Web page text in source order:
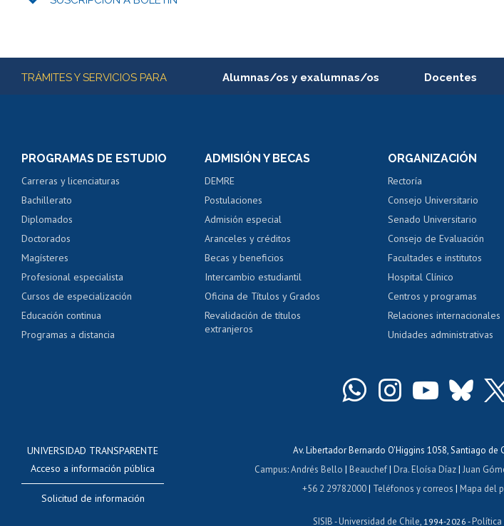
Más información
TRÁMITES Y SERVICIOS PARA Alumnas/os y exalumnas/os
Servicio médico y dental
Pago de arancel y crédito alumnos
Pago de arancel y crédito exalumnos
Certificado de títulos y grados
Docentes
Perfeccionamiento
Evaluación docente
Calificación
Postulación al
Mi Uchile Ayuda tecnológica Tarjeta TUI
PROGRAMAS DE ESTUDIO
Carreras y licenciaturas
Bachillerato
Diplomados
Doctorados
Magísteres
Profesional especialista
Cursos de especialización
Educación continua
Programas a distancia
ADMISIÓN Y BECAS
DEMRE
Postulaciones
Admisión especial
Aranceles y créditos
Becas y beneficios
Intercambio estudiantil
Oficina de Títulos y Grados
Revalidación de títulos
extranjeros
ORGANIZACIÓN
Rectoría
Consejo Universitario
Senado Universitario
Consejo de Evaluación
Facultades e institutos
Hospital Clínico
Centros y programas
Relaciones internacionales
Unidades administrativas
UNIVERSIDAD TRANSPARENTE
Acceso a información pública
Solicitud de información
Av. Libertador Bernardo O'Higgins 1058, Santiago de
Campus:Andrés Bello | Beauchef| Dra. Eloísa Díaz| Juan
+56 2 29782000| Teléfonos y correos |Mapa del
SISIB -Universidad de Chile , 1994-2026 -Política